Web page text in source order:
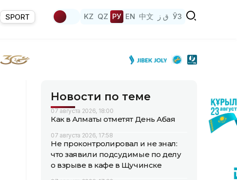
SPORT KZ QZ РУ EN 中文 ق ز ЎЗ
Новости по теме
07 августа 2026, 18:00
Как в Алматы отметят День Абая
07 августа 2026, 17:58
Не проконтролировал и не знал:
что заявили подсудимые по делу
о взрыве в кафе в Щучинске